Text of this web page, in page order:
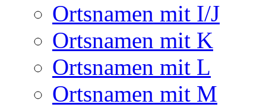
Ortsnamen mit I/J
Ortsnamen mit K
Ortsnamen mit L
Ortsnamen mit M